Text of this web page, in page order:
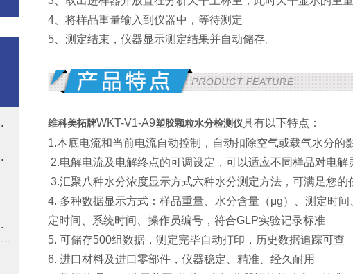
确保精准
原理解析
品的水分
4、将样品重量输入到仪器中，等待测定
5、测定结束，仪器显示测定结果并自动储存。
维科美拓牌WKT-V1-A9塑胶颗粒水分检测仪具有以下特点：
1.本底电流和当前电流自动控制，自动扣除空气或载气水分的
2.电解电流及电解终点的可调设定，可以适应不同样品对电解
3.汇聚八种水分浓度显示方式六种水分测定方法，可满足您的
4. 多种数据显示方式：样品重量、水分含量（μg）、测定时
定时间、系统时间、操作员编号，符合GLP实验记录标准
5. 可储存500组数据，测定完毕自动打印，历史数据追踪可查
6. 进口材料及进口零部件，仪器稳定、精准、经久耐用